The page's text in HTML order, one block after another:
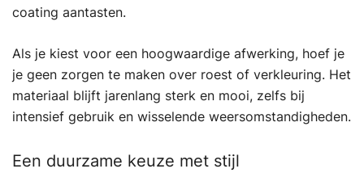
coating aantasten.
Als je kiest voor een hoogwaardige afwerking, hoef je
je geen zorgen te maken over roest of verkleuring. Het
materiaal blijft jarenlang sterk en mooi, zelfs bij
intensief gebruik en wisselende weersomstandigheden.
Een duurzame keuze met stijl